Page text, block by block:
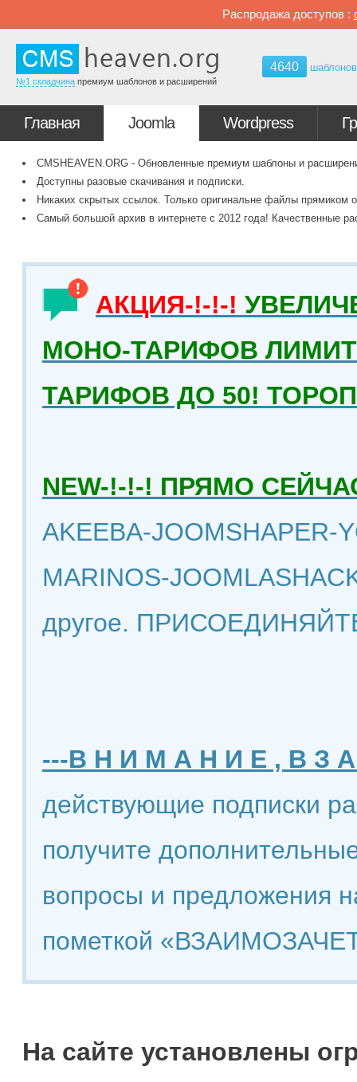
Распродажа доступов :
№1 складчина премиум шаблонов и расширений
4640 шаблонов
Главная Joomla Wordpress
CMSHEAVEN.ORG - Обновленные премиум шаблоны и
Доступны разовые скачивания и подписки.
Никаких скрытых ссылок. Только оригинальне файлы прямиком
Самый большой архив в интернете с 2012 года! Качественные
АКЦИЯ-!-!-!
МОНО-ТАРИФОВ
ТАРИФОВ ДО 50!
NEW-!-!-! ПРЯМО
AKEEBA-JOOMSHAPER-
MARINOS-
другое.
---В Н И М А Н И Е , В З
действующие подписки
получите
вопросы и предложения
пометкой
На сайте установлены